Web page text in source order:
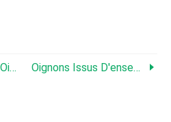
Comment Planter Des Oignons D'automne – Un Guide Simple Oignons Issus D'ensembles, De Graines Ou De Semis – Lequel Choisir ?